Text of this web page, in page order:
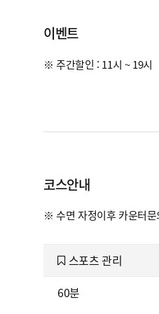
이벤트
※ 주간할인 : 11시 ~ 19시
코스안내
※ 수면 자정이후 카운터문
스포츠 관리
60분